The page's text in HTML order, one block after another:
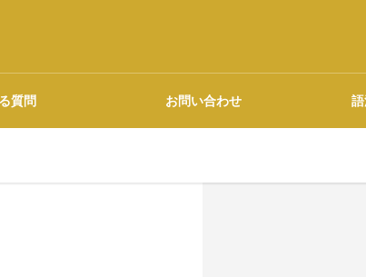
質問 お問い合わせ